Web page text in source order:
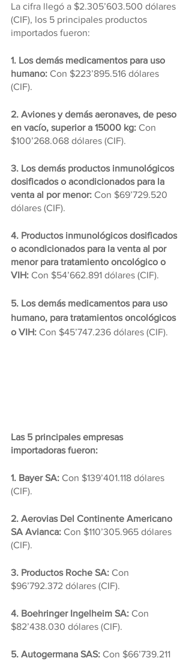
La cifra llegó a $2.305’603.500 dólares
(CIF), los 5 principales productos
importados fueron:
1. Los demás medicamentos para uso
humano: Con $223’895.516 dólares
(CIF).
2. Aviones y demás aeronaves, de peso
en vacío, superior a 15000 kg: Con
$100’268.068 dólares (CIF).
3. Los demás productos inmunológicos
dosificados o acondicionados para la
venta al por menor: Con $69’729.520
dólares (CIF).
4. Productos inmunológicos dosificados
o acondicionados para la venta al por
menor para tratamiento oncológico o
VIH: Con $54’662.891 dólares (CIF).
5. Los demás medicamentos para uso
humano, para tratamientos oncológicos
o VIH: Con $45’747.236 dólares (CIF).
Las 5 principales empresas
importadoras fueron:
1. Bayer SA: Con $139’401.118 dólares
(CIF).
2. Aerovias Del Continente Americano
SA Avianca: Con $110’305.965 dólares
(CIF).
3. Productos Roche SA: Con
$96’792.372 dólares (CIF).
4. Boehringer Ingelheim SA: Con
$82’438.030 dólares (CIF).
5. Autogermana SAS: Con $66’739.211